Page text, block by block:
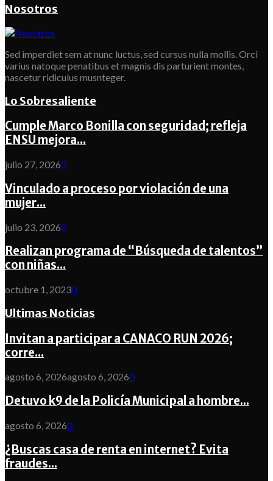
Nosotros
Sed imperdiet sem at nunc luctus, sed cursus nulla mollis. Orci
varius natoque penatibus et magnis dis parturient montes,
nascetur ridiculus musnteger.
Lo Sobresaliente
Cumple Marco Bonilla con seguridad; refleja
ENSU mejora...
julio 27, 20260
Vinculado a proceso por violación de una
mujer...
julio 23, 20260
Realizan programa de “Búsqueda de talentos”
con niñas...
octubre 1, 20230
Ultimas Noticias
Invitan a participar a CANACO RUN 2026;
corre...
agosto 6, 2026agosto 6, 20260
Detuvo k9 de la Policía Municipal a hombre...
agosto 6, 20260
¿Buscas casa de renta en internet? Evita
fraudes...